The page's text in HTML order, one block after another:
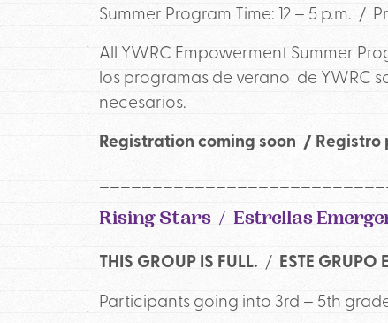
Summer Program Time: 12 – 5 p.m. /
All YWRC Empowerment Summer
los programas de verano de YWRC
necesarios.
Registration coming soon / Registro
Rising Stars / Estrellas
THIS GROUP IS FULL. / ESTE GRUPO
Participants going into 3rd – 5th